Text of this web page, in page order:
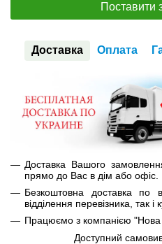
Поставити
Доставка Оплата
Доставка Вашого
прямо до Вас в дім або офіс.
Безкоштовна доставка по
відділення перевізника, так і
Працюємо з компанією
Доступний